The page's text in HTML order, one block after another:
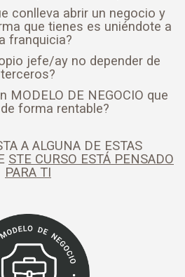
conlleva abrir un negocio y
que tienes es uniéndote a
franquicia?
jefe/ay no depender de
terceros?
MODELO DE NEGOCIO que
forma rentable?
A ALGUNA DE ESTAS
STE CURSO ESTÁ PENSADO
PARA TI